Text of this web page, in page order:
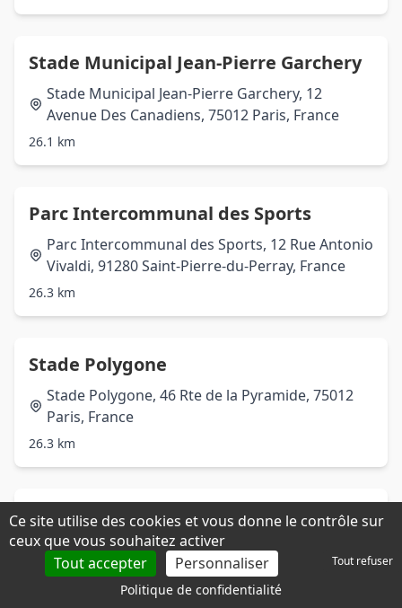
Stade Municipal Jean-Pierre Garchery
Stade Municipal Jean-Pierre Garchery, 12
Avenue Des Canadiens, 75012 Paris, France
26.1 km
Parc Intercommunal des Sports
Parc Intercommunal des Sports, 12 Rue Antonio
Vivaldi, 91280 Saint-Pierre-du-Perray, France
26.3 km
Stade Polygone
Stade Polygone, 46 Rte de la Pyramide, 75012
Paris, France
26.3 km
Stade Déjerine (Paris FC)
Stade Déjerine (Paris FC), 36 Rue Des Docteurs
Déjérine, 75020 Paris, France
Ce site utilise des cookies et vous donne le contrôle sur
ceux que vous souhaitez activer
Tout accepter
Tout refuser
Personnaliser
Politique de confidentialité